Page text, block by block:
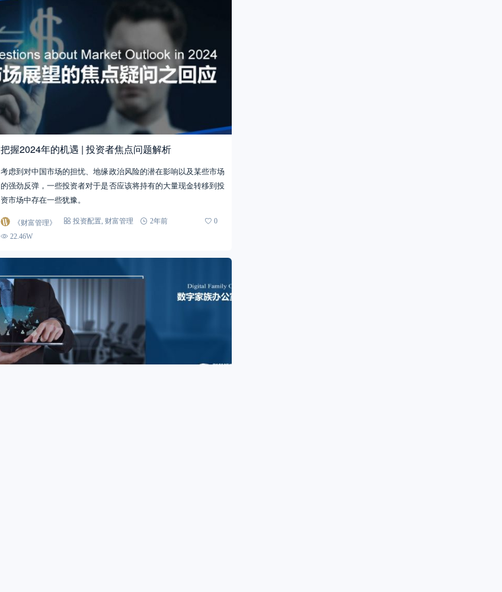
把握2024年的机遇 | 投资者焦点问题解析
考虑到对中国市场的担忧、地缘政治风险的潜在影响以及某些市场
的强劲反弹，一些投资者对于是否应该将持有的大量现金转移到投
资市场中存在一些犹豫。
《财富管理》 投资配置 财富管理 2年前
0
22.46W